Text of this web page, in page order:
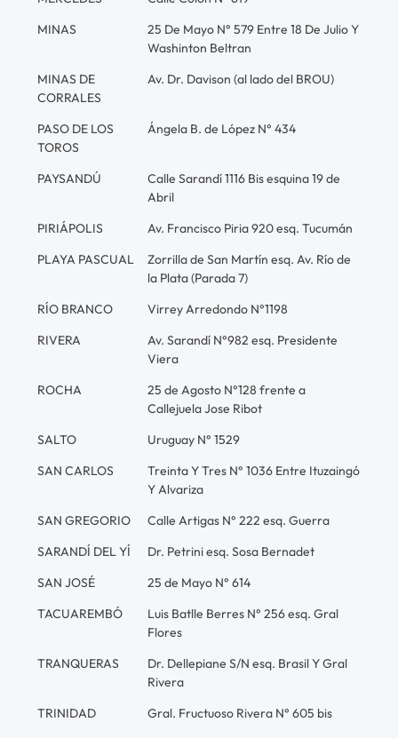
MINAS
25 De Mayo N° 579 Entre 18 De Julio Y
Washinton Beltran
MINAS DE
CORRALES
Av. Dr. Davison (al lado del BROU)
PASO DE LOS
TOROS
Ángela B. de López N° 434
PAYSANDÚ
Calle Sarandí 1116 Bis esquina 19 de
Abril
PIRIÁPOLIS
Av. Francisco Piria 920 esq. Tucumán
PLAYA PASCUAL
Zorrilla de San Martín esq. Av. Río de
la Plata (Parada 7)
RÍO BRANCO
Virrey Arredondo N°1198
RIVERA
Av. Sarandí N°982 esq. Presidente
Viera
ROCHA
25 de Agosto N°128 frente a
Callejuela Jose Ribot
SALTO
Uruguay N° 1529
SAN CARLOS
Treinta Y Tres N° 1036 Entre Ituzaingó
Y Alvariza
SAN GREGORIO
Calle Artigas N° 222 esq. Guerra
SARANDÍ DEL YÍ
Dr. Petrini esq. Sosa Bernadet
SAN JOSÉ
25 de Mayo N° 614
TACUAREMBÓ
Luis Batlle Berres N° 256 esq. Gral
Flores
TRANQUERAS
Dr. Dellepiane S/N esq. Brasil Y Gral
Rivera
TRINIDAD
Gral. Fructuoso Rivera N° 605 bis